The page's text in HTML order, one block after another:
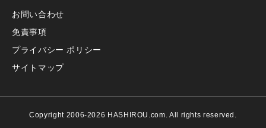
お問い合わせ
免責事項
プライバシー ポリシー
サイトマップ
Copyright 2006-2026 HASHIROU.com. All rights reserved.